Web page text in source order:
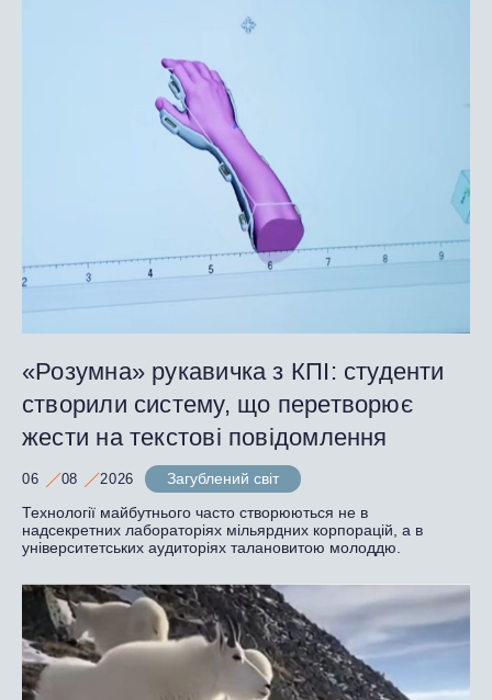
«Розумна» рукавичка з КПІ: студенти
створили систему, що перетворює
жести на текстові повідомлення
06 08 2026
Загублений світ
Технології майбутнього часто створюються не в
надсекретних лабораторіях мільярдних корпорацій, а в
університетських аудиторіях талановитою молоддю.